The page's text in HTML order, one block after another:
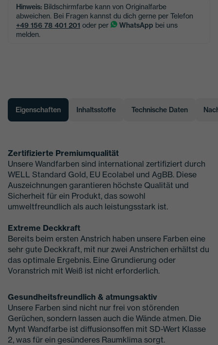
Hinweis: Bildschirmfarbe kann von Originalfarbe
abweichen. Bei Fragen kannst du dich gerne per Telefon
+49 156 78 401 201 oder per WhatsApp bei uns
melden.
Eigenschaften Inhaltsstoffe Technische Daten
Zertifizierte Premiumqualität
Unsere Wandfarben sind international zertifiziert durch
WELL Standard Gold, EU Ecolabel und AgBB. Diese
Auszeichnungen garantieren höchste Qualität und
Sicherheit für ein Produkt, das sowohl
umweltfreundlich als auch leistungsstark ist.
Extreme Deckkraft
Bereits beim ersten Anstrich haben unsere Farben eine
sehr gute Deckkraft, mit nur zwei Anstrichen erhältst du
das optimale Ergebnis. Eine Grundierung oder
Voranstrich mit Weiß ist nicht erforderlich.
Gesundheitsfreundlich & atmungsaktiv
Unsere Farben sind nicht nur frei von störenden
Gerüchen, sondern lassen auch die Wände atmen. Die
Mynt Wandfarbe ist diffusionsoffen mit SD-Wert Klasse
2, was für ein gesünderes Raumklima sorgt.